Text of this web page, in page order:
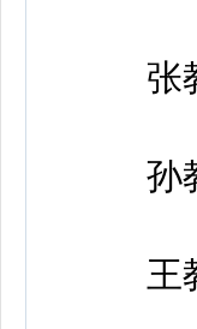
张教
孙教
王教